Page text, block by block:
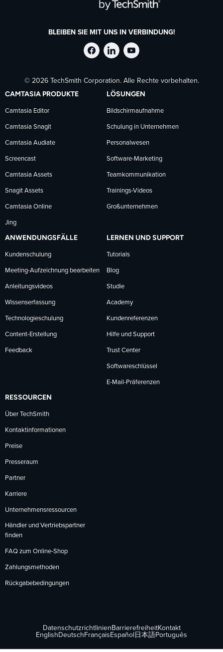
BLEIBEN SIE MIT UNS IN VERBINDUNG!
TechSmith
auf
Facebook
folgen
TechSmith
auf
LinkedIn
folgen
TechSmith
auf
YouTube
folgen
© 2026 TechSmith Corporation. Alle Rechte vorbehalten.
CAMTASIA PRODUKTE
Camtasia Editor
Camtasia Snagit
Camtasia Audiate
Screencast
Camtasia Assets
Snagit Assets
Camtasia Online
Jing
LÖSUNGEN
Bildschirmaufnahme
Schulung in Unternehmen
Personalwesen
Software-Marketing
Teamkommunikation
Trainings-Videos
Großunternehmen
ANWENDUNGSFÄLLE
Kundenschulung
Meeting-Aufzeichnung bearbeiten
Anleitungsvideos
Wissenserfassung
Technologieschulung
Content-Erstellung
Feedback
LERNEN UND SUPPORT
Tutorials
Blog
Studie
Academy
Kundenreferenzen
Hilfe und Support
Trust Center
Softwareschlüssel
E-Mail-Präferenzen
RESSOURCEN
Über TechSmith
Kontaktinformationen
Preise
Presseraum
Partner
Karriere
Unternehmensressourcen
Händler und Vertriebspartner
finden
FAQ zum Online-Shop
Zahlungsmethoden
Rückgabebedingungen
Datenschutzrichtlinien BarrierefreiheitKontakt
English Deutsch Français Español 日本語Português